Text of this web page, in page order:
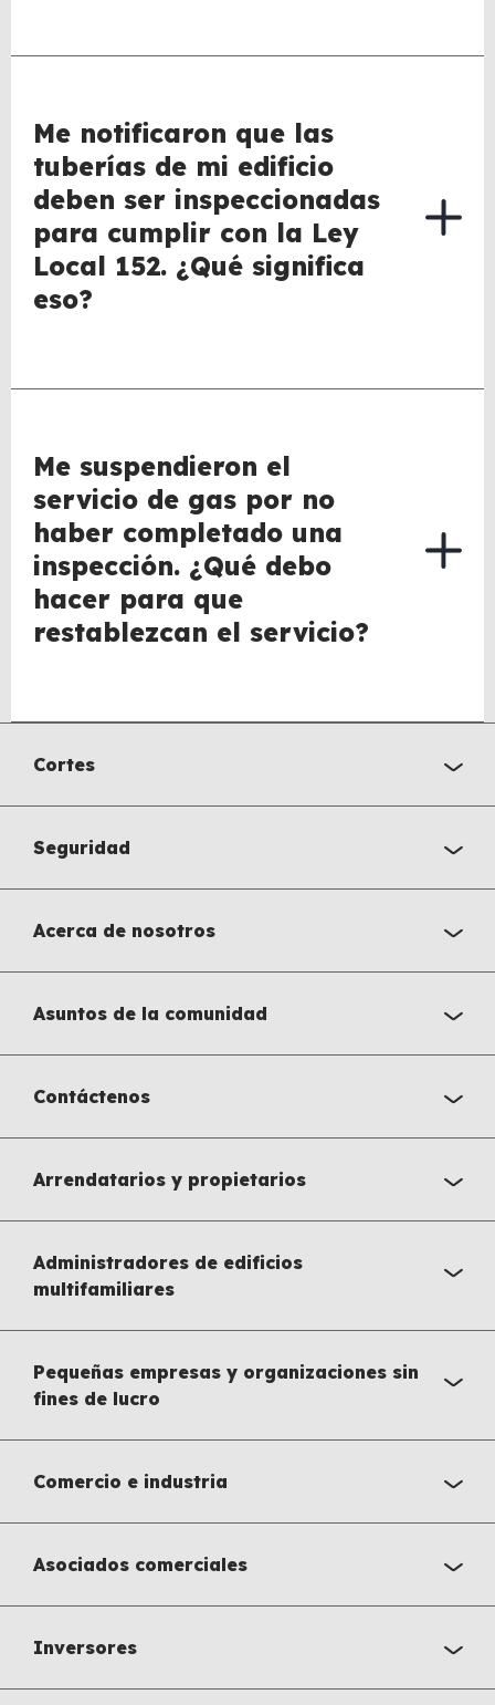
Me notificaron que las
tuberías de mi edificio
deben ser inspeccionadas
para cumplir con la Ley
Local 152. ¿Qué significa
eso?
Me suspendieron el
servicio de gas por no
haber completado una
inspección. ¿Qué debo
hacer para que
restablezcan el servicio?
Cortes
Seguridad
Acerca de nosotros
Asuntos de la comunidad
Contáctenos
Arrendatarios y propietarios
Administradores de edificios
multifamiliares
Pequeñas empresas y organizaciones sin
fines de lucro
Comercio e industria
Asociados comerciales
Inversores